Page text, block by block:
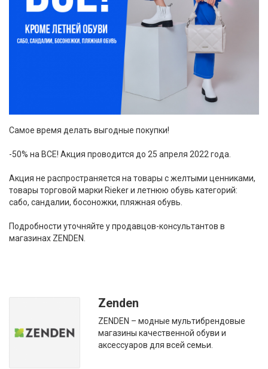
Самое время делать выгодные покупки!
-50% на ВСЕ! Акция проводится до 25 апреля 2022 года.
Акция не распространяется на товары с желтыми ценниками,
товары торговой марки Rieker и летнюю обувь категорий:
сабо, сандалии, босоножки, пляжная обувь.
Подробности уточняйте у продавцов-консультантов в
магазинах ZENDEN.
Zenden
ZENDEN – модные мультибрендовые
магазины качественной обуви и
аксессуаров для всей семьи.